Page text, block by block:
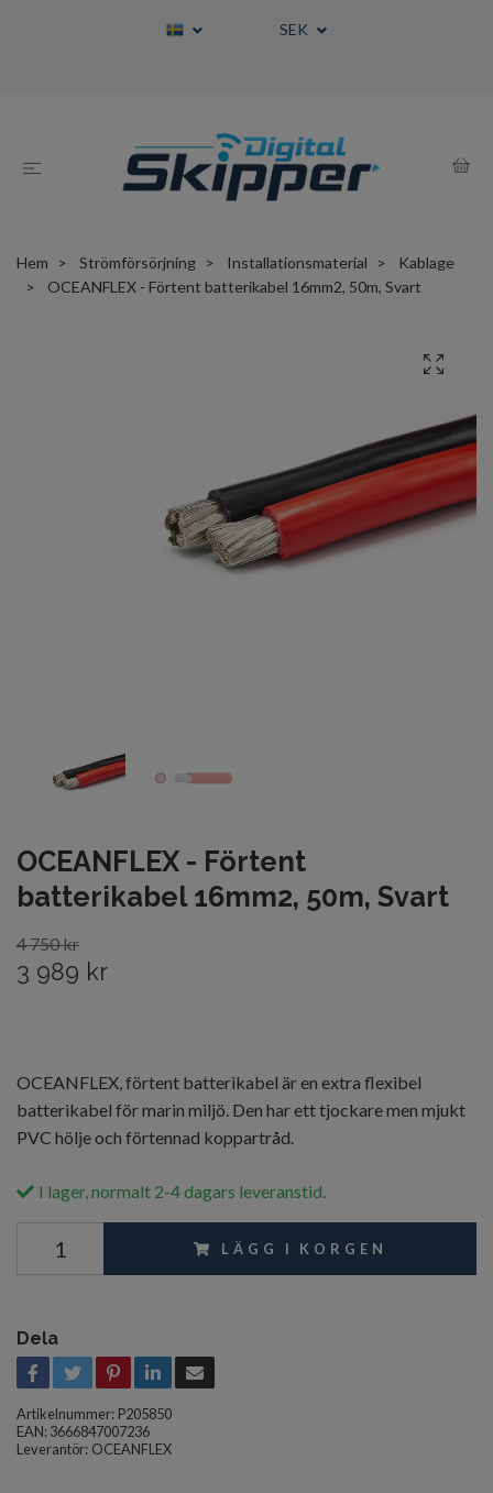
SEK
Hem Strömförsörjning Installationsmaterial
Kablage
OCEANFLEX - Förtent batterikabel 16mm2, 50m, Svart
OCEANFLEX - Förtent
batterikabel 16mm2, 50m, Svart
4 750 kr
3 989 kr
OCEANFLEX, förtent batterikabel är en extra flexibel
batterikabel för marin miljö. Den har ett tjockare men mjukt
PVC hölje och förtennad koppartråd.
I lager, normalt 2-4 dagars leveranstid.
LÄGG I KORGEN
Dela
Artikelnummer: P205850
EAN: 3666847007236
Leverantör: OCEANFLEX